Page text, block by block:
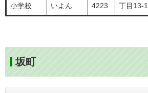
小学校
いよん
4223
丁目13-1
坂町